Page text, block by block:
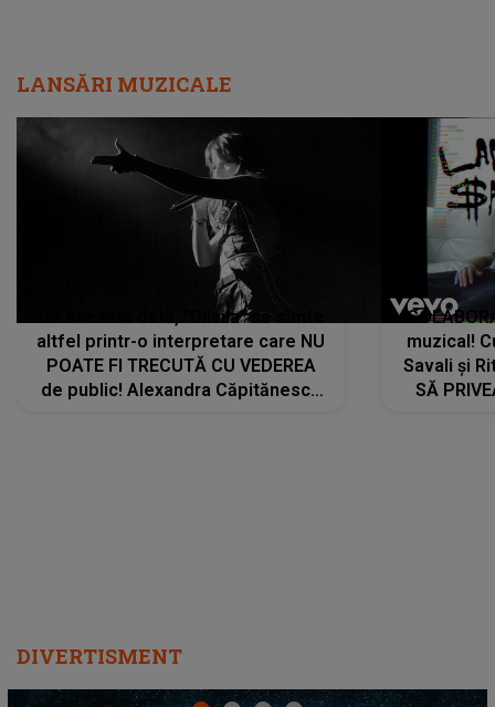
LANSĂRI MUZICALE
De această dată, "Dilaila" se simte
altfel printr-o interpretare care NU
POATE FI TRECUTĂ CU VEDEREA
de public! Alexandra Căpitănescu
muzical!
Savali și
SĂ
DIVERTISMENT